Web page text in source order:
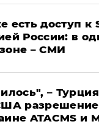
есть доступ к
России: в
– СМИ
– Турция
разрешение
ATACMS и